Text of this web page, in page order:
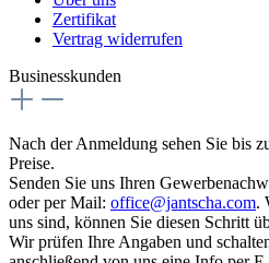
Zertifikat
Vertrag widerrufen
Businesskunden
Nach der Anmeldung sehen Sie bis
Preise.
Senden Sie uns Ihren
oder per Mail: office@jantscha.com.
uns sind, können Sie diesen Schritt
Wir prüfen Ihre Angaben und